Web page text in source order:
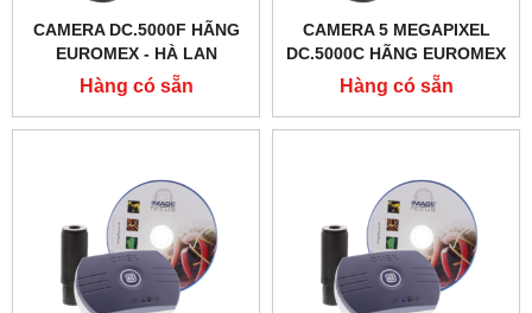
CAMERA DC.5000F HÃNG
EUROMEX - HÀ LAN
Hàng có sẵn
CAMERA 5 MEGAPIXEL
DC.5000C HÃNG EUROMEX
- HÀ LAN
Hàng có sẵn